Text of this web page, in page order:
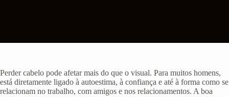
Perder cabelo pode afetar mais do que o visual. Para muitos homens,
está diretamente ligado à autoestima, à confiança e até à forma como se
relacionam no trabalho, com amigos e nos relacionamentos. A boa